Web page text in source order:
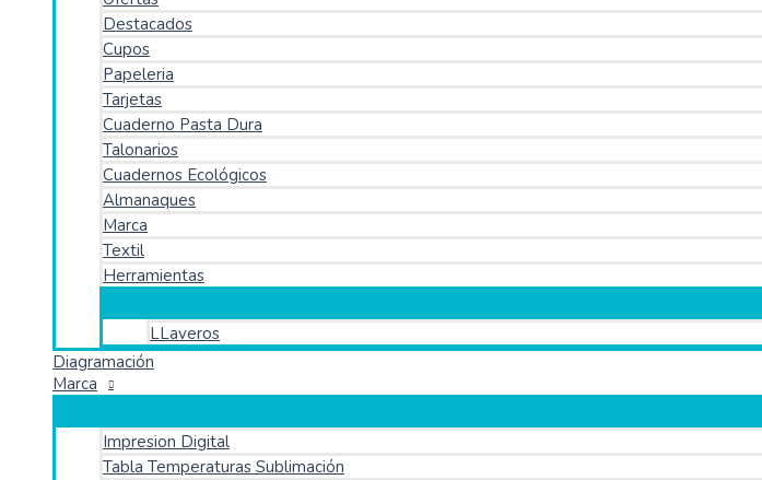
Destacados
Cupos
Papeleria
Tarjetas
Cuaderno Pasta Dura
Talonarios
Cuadernos Ecológicos
Almanaques
Marca
Textil
Herramientas
LLaveros
Diagramación
Marca
Impresion Digital
Tabla Temperaturas Sublimación